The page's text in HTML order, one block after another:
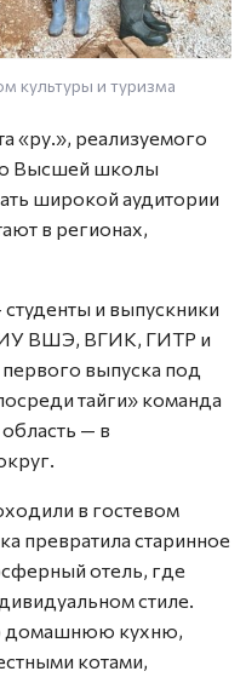
культуры и туризма
«ру.», реализуемого
Высшей школы
широкой аудитории
в регионах,
и выпускники
ВШЭ, ВГИК, ГИТР и
выпуска под
тайги» команда
— в
в гостевом
превратила старинное
отель, где
стиле.
домашнюю кухню,
котами,